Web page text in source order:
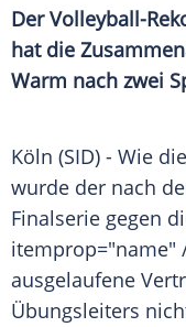
Der Volleyball-
hat die
Warm nach zwei
Köln (SID) - Wie die
wurde der nach
Finalserie gegen
itemprop="name"
ausgelaufene
Übungsleiters